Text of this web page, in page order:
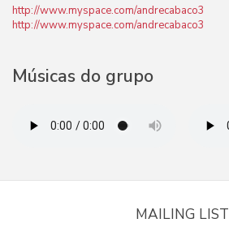
http://www.myspace.com/andrecabaco3
http://www.myspace.com/andrecabaco3
Músicas do grupo
MAILING LIST